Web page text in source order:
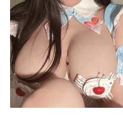
07-25
九九八吖 – NO.023 奶牛
二佐 – NO.157 私房巫女
[Xiuren秀人网
2026-03-11
洛璃LoLiSAMA – NO.59
09-02